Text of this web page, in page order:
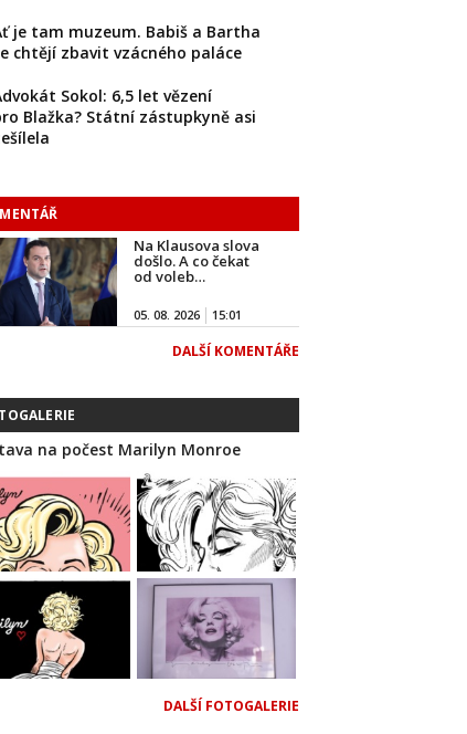
je tam muzeum. Babiš a Bartha
chtějí zbavit vzácného paláce
Sokol: 6,5 let vězení
Blažka? Státní zástupkyně asi
Na Klausova slova
došlo. A co čekat
od voleb…
05. 08. 2026 15:01
DALŠÍ KOMENTÁŘE
na počest Marilyn Monroe
DALŠÍ FOTOGALERIE